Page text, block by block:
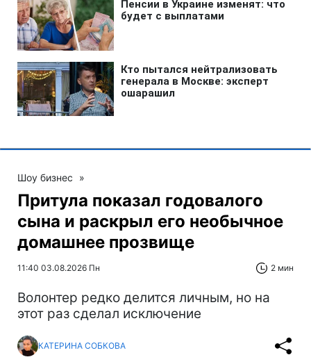
Шоу бизнес »
Притула показал годовалого
сына и раскрыл его необычное
домашнее прозвище
11:40 03.08.2026 Пн 2 мин
Волонтер редко делится личным, но на
этот раз сделал исключение
КАТЕРИНА СОБКОВА